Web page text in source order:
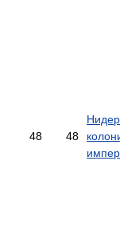
48 48